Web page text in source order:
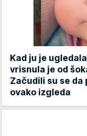
Kad ju je
vrisnula je od
Začudili su se da
ovako izgleda